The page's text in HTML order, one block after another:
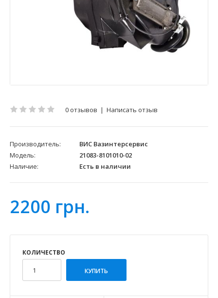
0 отзывов | Написать отзыв
Производитель:
ВИС Вазинтерсервис
Модель:
21083-8101010-02
Наличие:
Есть в наличии
2200 грн.
КОЛИЧЕСТВО